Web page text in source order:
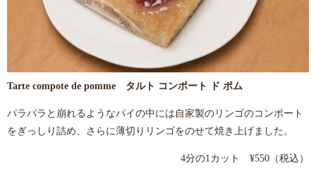
Tarte compote de pomme タルト コンポート ド ポム
パラパラと崩れるようなパイの中には自家製のリンゴのコンポート
をぎっしり詰め、さらに薄切りリンゴをのせて焼き上げました。
4分の1カット ¥550（税込）